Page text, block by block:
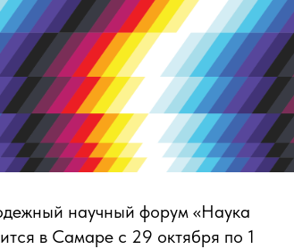
научный форум «Наука
в Самаре с 29 октября по 1